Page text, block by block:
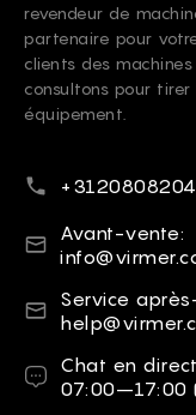
revendeur de
partenaire pour
clients des
consultons pour
équipement.
Numéro de
CourrielAvant-vente:
CourrielService
Chat en direct
Chat en
07:00–17:00